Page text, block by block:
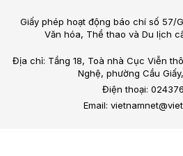
Giấy phép hoạt động báo chí số 57/
Văn hóa, Thể thao và Du lịch
Địa chỉ: Tầng 18, Toà nhà Cục Viễn
Nghệ, phường Cầu
Điện thoại:
Email: